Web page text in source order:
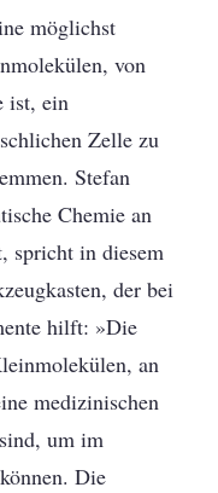
möglichst
von
ist, ein
Zelle zu
­Stefan
Chemie an
spricht in diesem
der bei
hilft: »Die
an
medizinischen
um im
Die